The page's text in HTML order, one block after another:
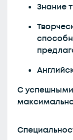
Знание
С